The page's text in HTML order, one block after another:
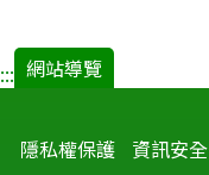
::: 網站導覽
隱私權保護 資訊安全